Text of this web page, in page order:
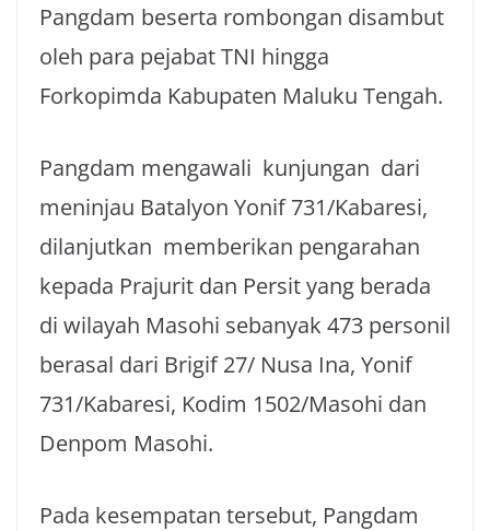
Pangdam beserta rombongan disambut
oleh para pejabat TNI hingga
Forkopimda Kabupaten Maluku Tengah.
Pangdam mengawali kunjungan dari
meninjau Batalyon Yonif 731/Kabaresi,
dilanjutkan memberikan pengarahan
kepada Prajurit dan Persit yang berada
di wilayah Masohi sebanyak 473 personil
berasal dari Brigif 27/ Nusa Ina, Yonif
731/Kabaresi, Kodim 1502/Masohi dan
Denpom Masohi.
Pada kesempatan tersebut, Pangdam